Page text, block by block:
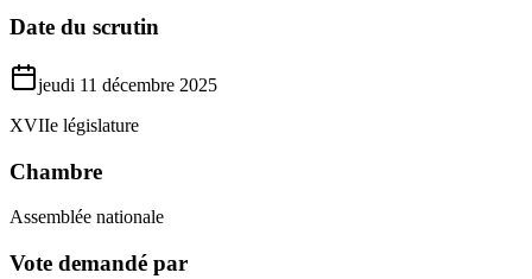
Date du scrutin
jeudi 11 décembre 2025
XVIIe législature
Chambre
Assemblée nationale
Vote demandé par